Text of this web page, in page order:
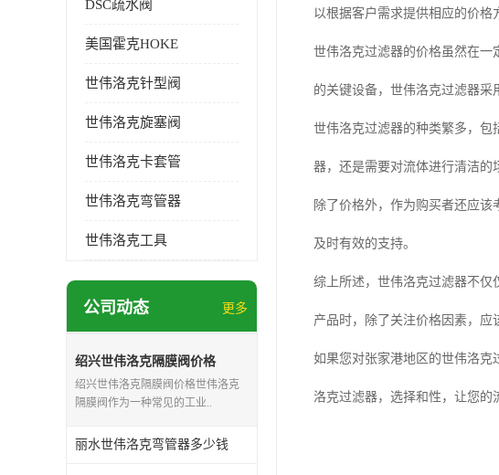
DSC疏水阀
美国霍克HOKE
世伟洛克针型阀
世伟洛克旋塞阀
世伟洛克卡套管
世伟洛克弯管器
世伟洛克工具
公司动态 更多
绍兴世伟洛克隔膜阀价格
绍兴世伟洛克隔膜阀价格世伟洛克
隔膜阀作为一种常见的工业..
丽水世伟洛克弯管器多少钱
以根据客户需求提供相应的价格
世伟洛克过滤器的价格虽然在
的关键设备，世伟洛克过滤器采
世伟洛克过滤器的种类繁多，包
器，还是需要对流体进行清洁的
除了价格外，作为购买者还应
及时有效的支持。
综上所述，世伟洛克过滤器不仅
产品时，除了关注价格因素，应
如果您对张家港地区的世伟洛
洛克过滤器，选择和性，让您的